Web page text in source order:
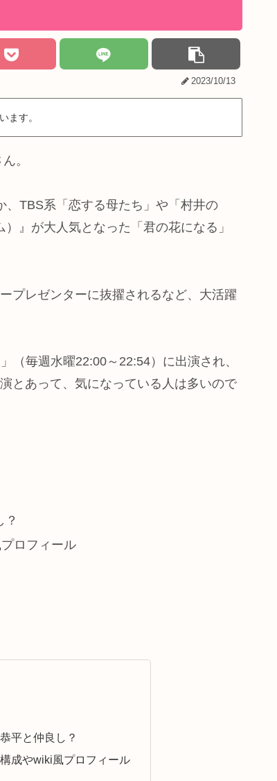
2023/10/13
ます。
。
TBS系「恋する母たち」や「村井の
』が大人気となった「君の花になる」
プレゼンターに抜擢されるなど、大活躍
（毎週水曜22:00～22:54）に出演され、
とあって、気になっている人は多いので
ロフィール
平と仲良し？
成やwiki風プロフィール